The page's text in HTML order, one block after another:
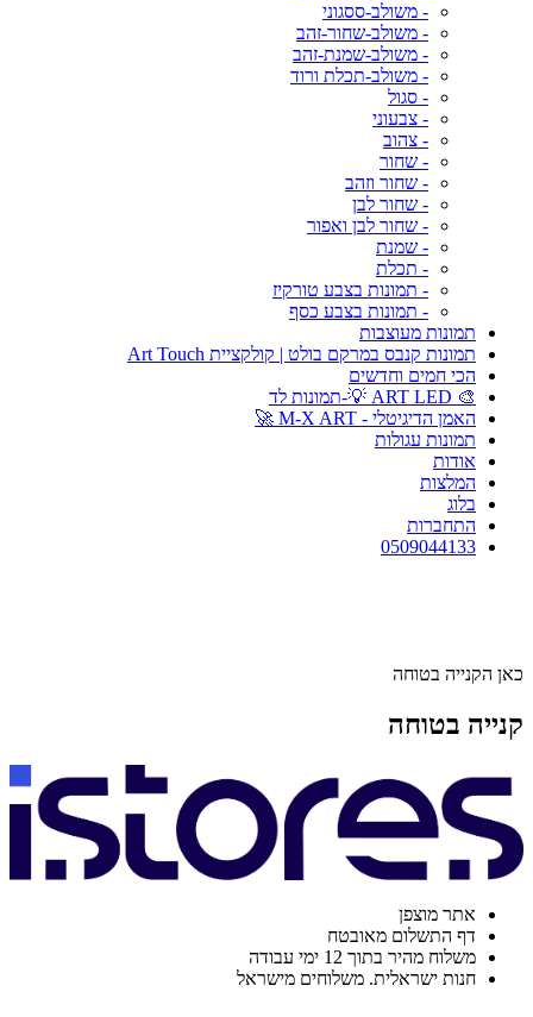
- משולב-ססגוני
- משולב-שחור-זהב
- משולב-שמנת-זהב
- משולב-תכלת ורוד
- סגול
- צבעוני
- צהוב
- שחור
- שחור וזהב
- שחור לבן
- שחור לבן ואפור
- שמנת
- תכלת
- תמונות בצבע טורקיז
- תמונות בצבע כסף
תמונות מעוצבות
תמונות קנבס במרקם בולט | קולקציית Art Touch
הכי חמים וחדשים
🎨 ART LED 💡-תמונות לד
האמן הדיגיטלי - M-X ART 🚀
תמונות עגולות
אודות
המלצות
בלוג
התחברות
0509044133
כאן הקנייה בטוחה
קנייה בטוחה
אתר מוצפן
דף התשלום מאובטח
משלוח מהיר בתוך 12 ימי עבודה
חנות ישראלית. משלוחים מישראל